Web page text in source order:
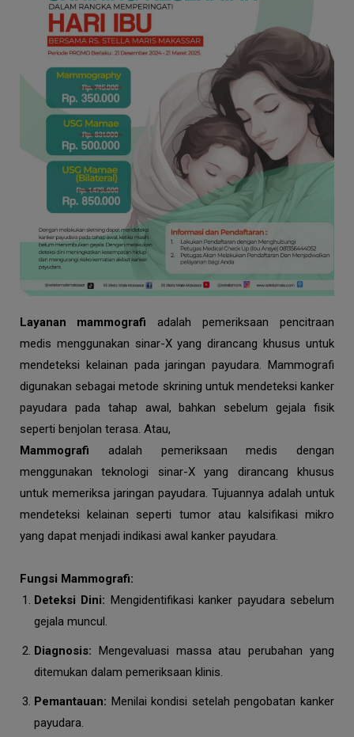
Layanan mammografi adalah pemeriksaan pencitraan
medis menggunakan sinar-X yang dirancang khusus untuk
mendeteksi kelainan pada jaringan payudara. Mammografi
digunakan sebagai metode skrining untuk mendeteksi kanker
payudara pada tahap awal, bahkan sebelum gejala fisik
seperti benjolan terasa. Atau,
Mammografi adalah pemeriksaan medis dengan
menggunakan teknologi sinar-X yang dirancang khusus
untuk memeriksa jaringan payudara. Tujuannya adalah untuk
mendeteksi kelainan seperti tumor atau kalsifikasi mikro
yang dapat menjadi indikasi awal kanker payudara.
Fungsi Mammografi:
Deteksi Dini: Mengidentifikasi kanker payudara sebelum
gejala muncul.
Diagnosis: Mengevaluasi massa atau perubahan yang
ditemukan dalam pemeriksaan klinis.
Pemantauan: Menilai kondisi setelah pengobatan kanker
payudara.